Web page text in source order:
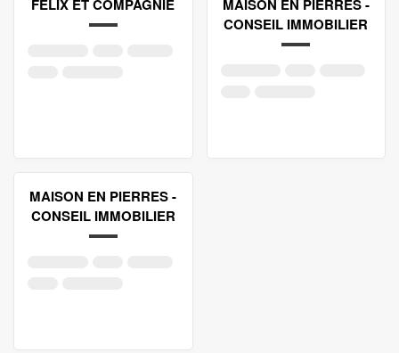
FÉLIX ET COMPAGNIE
MAISON EN PIERRES -
CONSEIL IMMOBILIER
MAISON EN PIERRES -
CONSEIL IMMOBILIER